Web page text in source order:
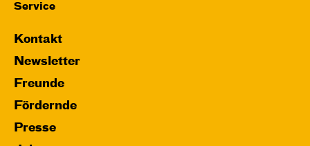
Service
Kontakt
Newsletter
Freunde
Fördernde
Presse